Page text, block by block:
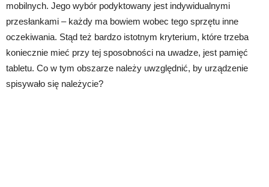
mobilnych. Jego wybór podyktowany jest indywidualnymi
przesłankami – każdy ma bowiem wobec tego sprzętu inne
oczekiwania. Stąd też bardzo istotnym kryterium, które trzeba
koniecznie mieć przy tej sposobności na uwadze, jest pamięć
tabletu. Co w tym obszarze należy uwzględnić, by urządzenie
spisywało się należycie?